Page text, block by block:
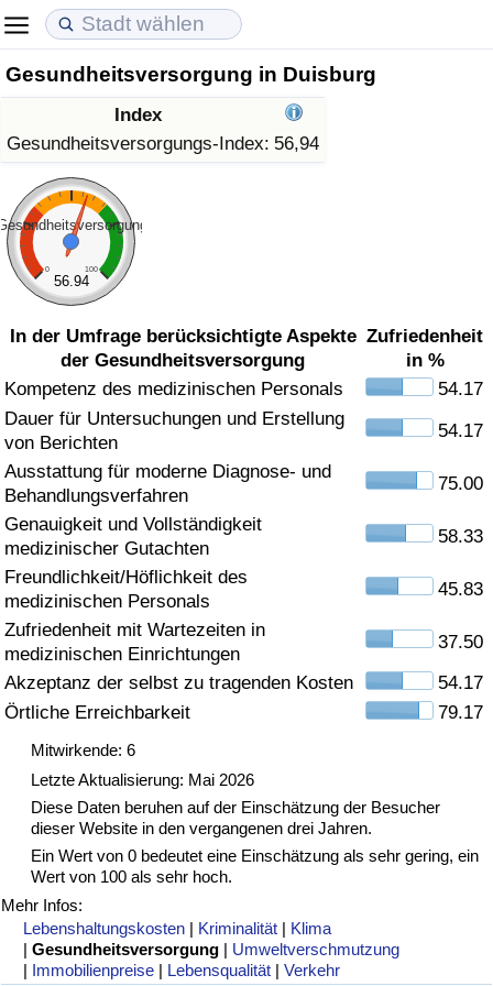
Gesundheitsversorgung in Duisburg
Index
Gesundheitsversorgungs-Index: 56,94
0 100
56.94
In der Umfrage berücksichtigte Aspekte
der Gesundheitsversorgung
Zufriedenheit
in %
Kompetenz des medizinischen Personals
54.17
Dauer für Untersuchungen und Erstellung
von Berichten
54.17
Ausstattung für moderne Diagnose- und
Behandlungsverfahren
75.00
Genauigkeit und Vollständigkeit
medizinischer Gutachten
58.33
Freundlichkeit/Höflichkeit des
medizinischen Personals
45.83
Zufriedenheit mit Wartezeiten in
medizinischen Einrichtungen
37.50
Akzeptanz der selbst zu tragenden Kosten
54.17
Örtliche Erreichbarkeit
79.17
Mitwirkende: 6
Letzte Aktualisierung: Mai 2026
Diese Daten beruhen auf der Einschätzung der Besucher
dieser Website in den vergangenen drei Jahren.
Ein Wert von 0 bedeutet eine Einschätzung als sehr gering, ein
Wert von 100 als sehr hoch.
Mehr Infos:
Lebenshaltungskosten | Kriminalität | Klima
|Gesundheitsversorgung | Umweltverschmutzung
| Immobilienpreise | Lebensqualität |Verkehr
Lebenshaltungskosten
Lebenshaltungskosten-Index (aktuell)
Lebenshaltungskosten-Index
Lebenshaltungskosten-Index nach Land
in Akaba
Immobilienpreise
Immobilienpreis-Index (aktuell)
Immobilienpreis-Index
Immobilienpreis-Index nach Land
Lebensqualität
Lebensqualität-Index
Lebensqualität-Index (aktuell)
Lebensqualitätsindex nach Land
Kriminalität
Kriminalitäts-Index (aktuell)
Kriminalitäts-Index
Kriminalitätsindex nach Land
Gesundheitsversorgung
Gesundheitsversorgungs-Index (aktuell)
Gesundheitsversorgungs-Index
Gesundheitsversorgungs-Index nach Land
Umweltverschmutzung
Umweltverschmutzungs-Index (aktuell)
Verschmutzungsindex
Umweltverschmutzungs-Index nach Land
Verkehr